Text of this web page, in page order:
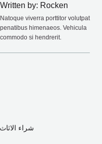
Written by: Rocken
Natoque viverra porttitor volutpat
penatibus himenaeos. Vehicula
commodo si hendrerit.
شراء الاثاث